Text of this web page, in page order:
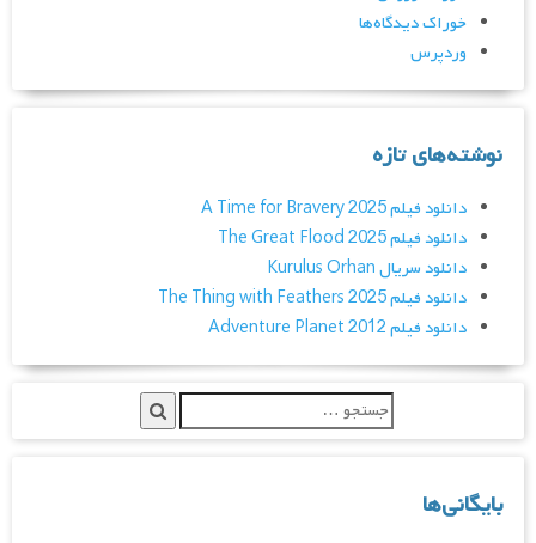
خوراک دیدگاه‌ها
وردپرس
نوشته‌های تازه
دانلود فیلم A Time for Bravery 2025
دانلود فیلم The Great Flood 2025
دانلود سریال Kurulus Orhan
دانلود فیلم The Thing with Feathers 2025
دانلود فیلم Adventure Planet 2012
بایگانی‌ها